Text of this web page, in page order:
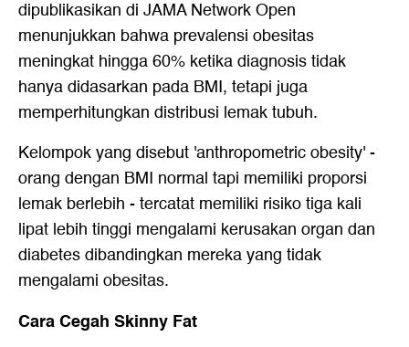
dipublikasikan di JAMA Network Open
menunjukkan bahwa prevalensi obesitas
meningkat hingga 60% ketika diagnosis tidak
hanya didasarkan pada BMI, tetapi juga
memperhitungkan distribusi lemak tubuh.
Kelompok yang disebut 'anthropometric obesity' -
orang dengan BMI normal tapi memiliki proporsi
lemak berlebih - tercatat memiliki risiko tiga kali
lipat lebih tinggi mengalami kerusakan organ dan
diabetes dibandingkan mereka yang tidak
mengalami obesitas.
Cara Cegah Skinny Fat